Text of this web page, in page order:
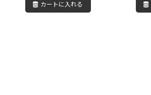
カートに入れる